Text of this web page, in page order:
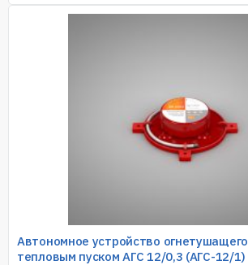
Автономное устройство
тепловым пуском АГС 12/0,3 (АГС-12/1)